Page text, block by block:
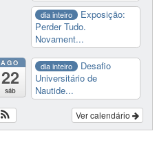
dia inteiro
Exposição:
Perder Tudo.
Novament...
AGO
22
sáb
dia inteiro
Desafio
Universitário de
Nautide...
Ver calendário